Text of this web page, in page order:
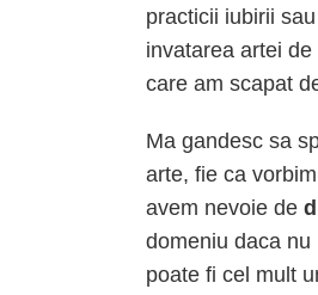
practicii iubirii
invatarea artei
care am scapat
Ma gandesc sa
arte, fie ca
avem nevoie de
domeniu daca nu
poate fi cel mult